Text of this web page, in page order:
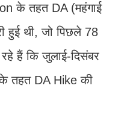
के तहत DA (महंगाई
हुई थी, जो पिछले 78
हैं कि जुलाई-दिसंबर
तहत DA Hike की